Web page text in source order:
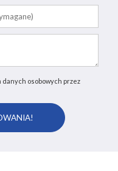
danych osobowych przez